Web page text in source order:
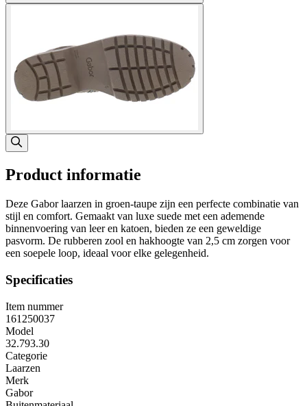
Product informatie
Deze Gabor laarzen in groen-taupe zijn een perfecte combinatie van
stijl en comfort. Gemaakt van luxe suede met een ademende
binnenvoering van leer en katoen, bieden ze een geweldige
pasvorm. De rubberen zool en hakhoogte van 2,5 cm zorgen voor
een soepele loop, ideaal voor elke gelegenheid.
Specificaties
Item nummer
161250037
Model
32.793.30
Categorie
Laarzen
Merk
Gabor